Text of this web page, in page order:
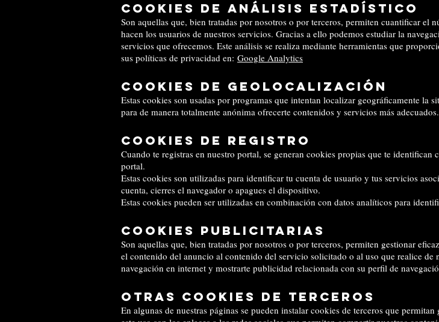
Cookies de análisis estadístico
Son aquellas que, bien tratadas por nosotros o por terceros, permiten cuantificar el
hacen los usuarios de nuestros servicios. Gracias a ello podemos estudiar la
servicios que ofrecemos. Este análisis se realiza mediante herramientas que
sus políticas de privacidad en: Google Analytics
Cookies de geolocalización
Estas cookies son usadas por programas que intentan localizar geográficamente la
para de manera totalmente anónima ofrecerte contenidos y servicios más adecuados.
Cookies de registro
Cuando te registras en nuestro portal, se generan cookies propias que te
portal.
Estas cookies son utilizadas para identificar tu cuenta de usuario y tus servicios
cuenta, cierres el navegador o apagues el dispositivo.
Estas cookies pueden ser utilizadas en combinación con datos analíticos para
Cookies publicitarias
Son aquellas que, bien tratadas por nosotros o por terceros, permiten gestionar
el contenido del anuncio al contenido del servicio solicitado o al uso que realice de
navegación en internet y mostrarte publicidad relacionada con su perfil de
Otras cookies de terceros
En algunas de nuestras páginas se pueden instalar cookies de terceros que